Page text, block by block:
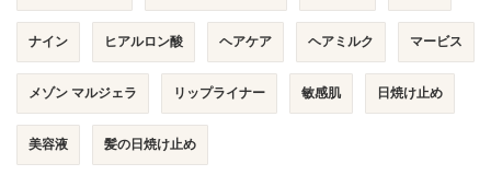
ナイン ヒアルロン酸 ヘアケア ヘアミルク マービス
メゾン マルジェラ リップライナー 敏感肌 日焼け止め
美容液 髪の日焼け止め